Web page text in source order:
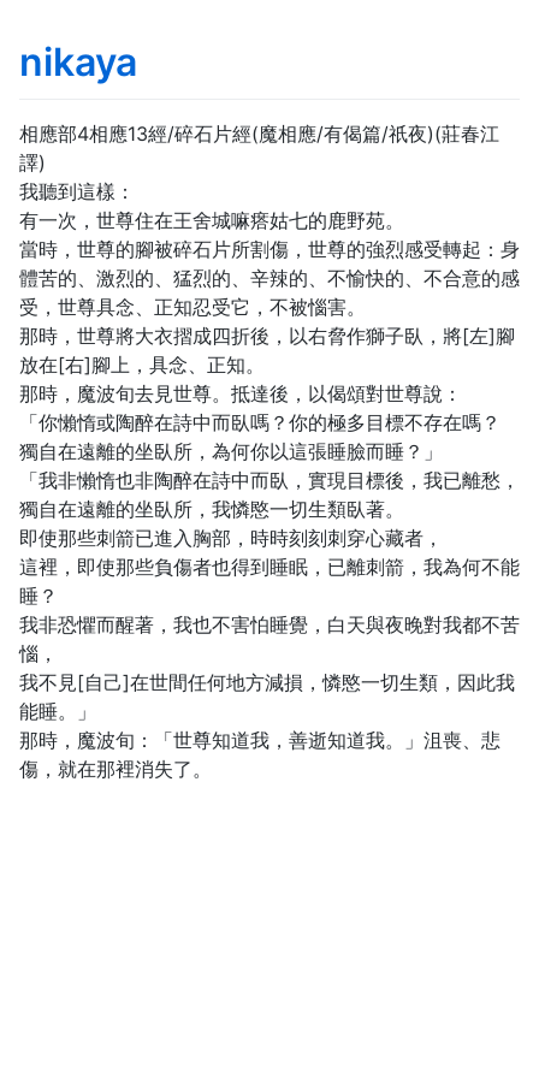
nikaya
相應部4相應13經/碎石片經(魔相應/有偈篇/祇夜)(莊春江
譯)
我聽到這樣：
有一次，世尊住在王舍城嘛瘩姑七的鹿野苑。
當時，世尊的腳被碎石片所割傷，世尊的強烈感受轉起：身
體苦的、激烈的、猛烈的、辛辣的、不愉快的、不合意的感
受，世尊具念、正知忍受它，不被惱害。
那時，世尊將大衣摺成四折後，以右脅作獅子臥，將[左]腳
放在[右]腳上，具念、正知。
那時，魔波旬去見世尊。抵達後，以偈頌對世尊說：
「你懶惰或陶醉在詩中而臥嗎？你的極多目標不存在嗎？
獨自在遠離的坐臥所，為何你以這張睡臉而睡？」
「我非懶惰也非陶醉在詩中而臥，實現目標後，我已離愁，
獨自在遠離的坐臥所，我憐愍一切生類臥著。
即使那些刺箭已進入胸部，時時刻刻刺穿心藏者，
這裡，即使那些負傷者也得到睡眠，已離刺箭，我為何不能
睡？
我非恐懼而醒著，我也不害怕睡覺，白天與夜晚對我都不苦
惱，
我不見[自己]在世間任何地方減損，憐愍一切生類，因此我
能睡。」
那時，魔波旬：「世尊知道我，善逝知道我。」沮喪、悲
傷，就在那裡消失了。